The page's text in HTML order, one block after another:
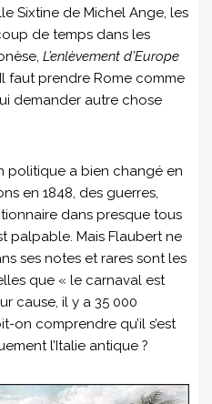
Sixtine de Michel Ange, les
de temps dans les
L’enlèvement d’Europe
faut prendre Rome comme
demander autre chose
politique a bien changé en
en 1848, des guerres,
dans presque tous
palpable. Mais Flaubert ne
ses notes et rares sont les
que « le carnaval est
cause, il y a 35 000
on comprendre qu’il s’est
l’Italie antique ?